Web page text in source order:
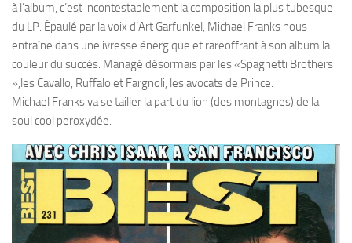
à l’album, c’est incontestablement la composition la plus tubesque
du LP. Épaulé par la voix d’Art Garfunkel, Michael Franks nous
entraîne dans une ivresse énergique et rareoffrant à son album la
couleur du succès. Managé désormais par les «Spaghetti Brothers
»,les Cavallo, Ruffalo et Fargnoli, les avocats de Prince.
Michael Franks va se tailler la part du lion (des montagnes) de la
soul cool peroxydée.